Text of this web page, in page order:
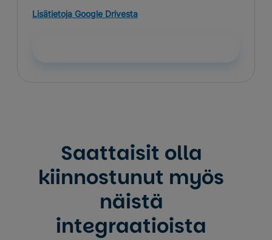
Lisätietoja Google Drivesta
Saattaisit olla
kiinnostunut myös
näistä
integraatioista